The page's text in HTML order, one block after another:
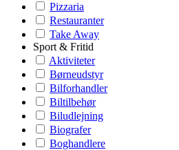
Pizzaria
Restauranter
Take Away
Sport & Fritid
Aktiviteter
Børneudstyr
Bilforhandler
Biltilbehør
Biludlejning
Biografer
Boghandlere